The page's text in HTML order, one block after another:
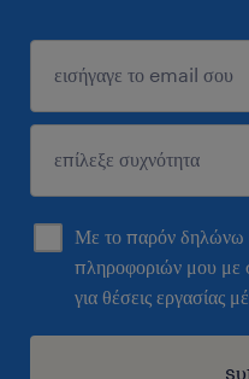
Με το παρόν δηλώνω
πληροφοριών μου με
για θέσεις εργασίας